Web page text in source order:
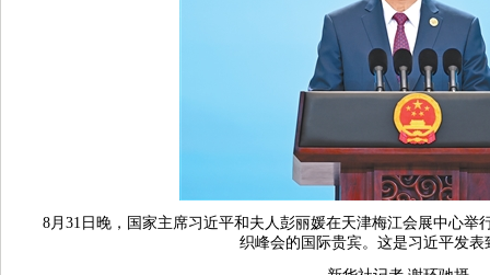
8月31日晚，国家主席习近平和夫人彭丽媛在天津梅江会展中心举
织峰会的国际贵宾。这是习近平发表